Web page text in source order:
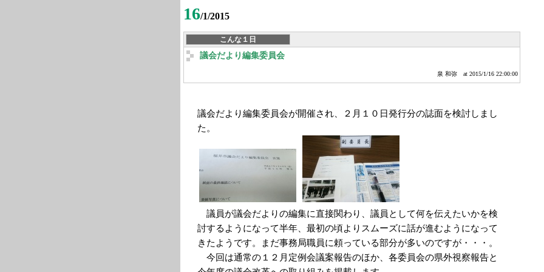
16/1/2015
こんな１日
議会だより編集委員会
泉 和弥 at 2015/1/16 22:00:00
議会だより編集委員会が開催され、２月１０日発行分の誌面を検討しまし
た。
議員が議会だよりの編集に直接関わり、議員として何を伝えたいかを検
討するようになって半年、最初の頃よりスムーズに話が進むようになって
きたようです。まだ事務局職員に頼っている部分が多いのですが・・・。
今回は通常の１２月定例会議案報告のほか、各委員会の県外視察報告と